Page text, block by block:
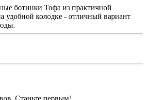
ботинки Тофа из практичной
удобной колодке - отличный вариант
Станьте первым!